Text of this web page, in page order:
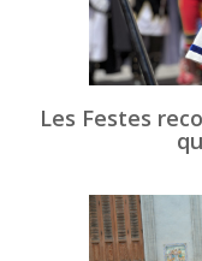
Les Festes